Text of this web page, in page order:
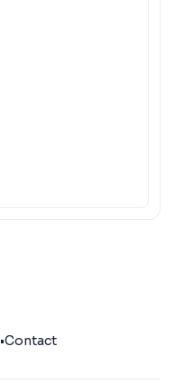
•Contact